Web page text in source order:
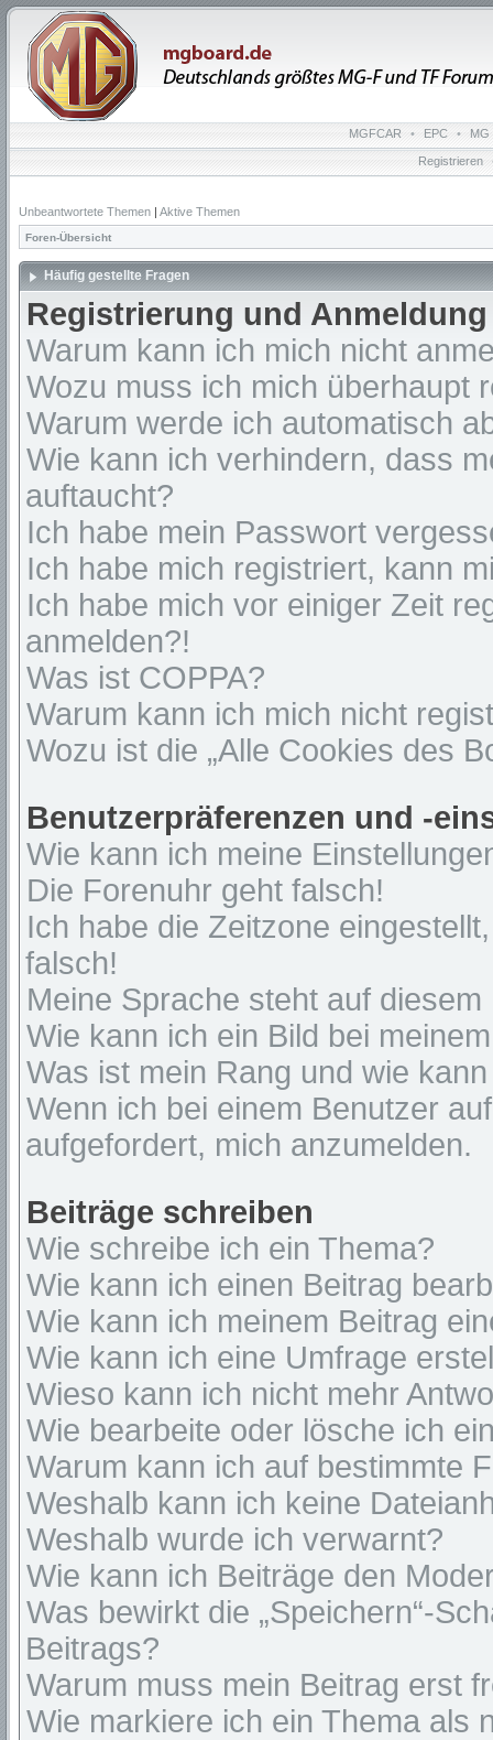
MGFCAR • EPC • MG
Registrieren
Unbeantwortete Themen | Aktive Themen
Foren-Übersicht
Häufig gestellte Fragen
Registrierung und Anmeldung
Warum kann ich mich nicht
Wozu muss ich mich überhaupt
Warum werde ich automatisch
Wie kann ich verhindern, dass
auftaucht?
Ich habe mein Passwort
Ich habe mich registriert, kann
Ich habe mich vor einiger Zeit
anmelden?!
Was ist COPPA?
Warum kann ich mich nicht
Wozu ist die „Alle Cookies des
Benutzerpräferenzen und -
Wie kann ich meine
Die Forenuhr geht falsch!
Ich habe die Zeitzone
falsch!
Meine Sprache steht auf
Wie kann ich ein Bild bei
Was ist mein Rang und wie
Wenn ich bei einem Benutzer
aufgefordert, mich anzumelden.
Beiträge schreiben
Wie schreibe ich ein Thema?
Wie kann ich einen Beitrag
Wie kann ich meinem Beitrag
Wie kann ich eine Umfrage
Wieso kann ich nicht mehr
Wie bearbeite oder lösche ich
Warum kann ich auf bestimmte
Weshalb kann ich keine
Weshalb wurde ich verwarnt?
Wie kann ich Beiträge den
Was bewirkt die „Speichern“-
Beitrags?
Warum muss mein Beitrag erst
Wie markiere ich ein Thema als